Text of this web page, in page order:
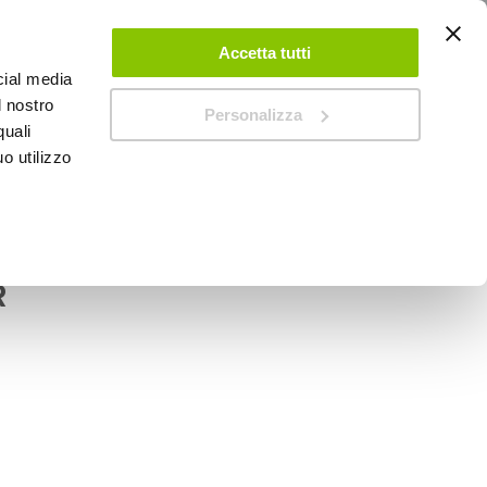
media
nostro
utilizzo
Accetta tutti
Personalizza
ACCEDI CREA UN ACCOUNT CONTATTACI